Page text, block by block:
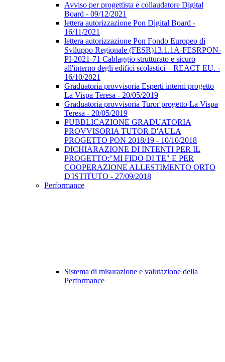
Avviso per progettista e collaudatore Digital
Board - 09/12/2021
lettera autorizzazione Pon Digital Board -
16/11/2021
lettera autorizzazione Pon Fondo Europeo di
Sviluppo Regionale (FESR)13.1.1A-FESRPON-
PI-2021-71 Cablaggio strutturato e sicuro
all'interno degli edifici scolastici – REACT EU. -
16/10/2021
Graduatoria provvisoria Esperti interni progetto
La Vispa Teresa - 20/05/2019
Graduatoria provvisoria Turor progetto La Vispa
Teresa - 20/05/2019
PUBBLICAZIONE GRADUATORIA
PROVVISORIA TUTOR D'AULA
PROGETTO PON 2018/19 - 10/10/2018
DICHIARAZIONE DI INTENTI PER IL
PROGETTO:"MI FIDO DI TE" E PER
COOPERAZIONE ALLESTIMENTO ORTO
D'ISTITUTO - 27/09/2018
Performance
Sistema di misurazione e valutazione della
Performance